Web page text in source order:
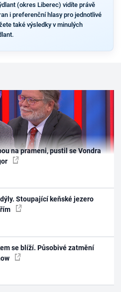
(okres Liberec) vidíte právě
i preferenční hlasy pro jednotlivé
také výsledky v minulých
na prameni, pustil se Vondra
Stoupající keňské jezero
se blíží. Působivé zatmění